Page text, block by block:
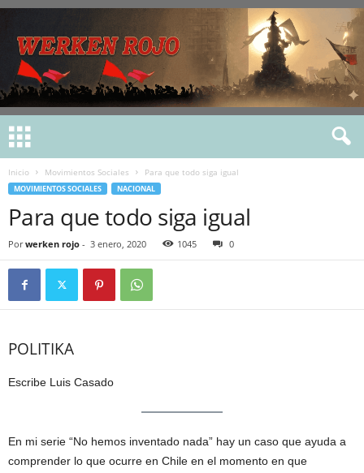
Inicio Movimientos Sociales Para que todo siga igual
MOVIMIENTOS SOCIALES NACIONAL
Para que todo siga igual
Por werken rojo - 3 enero, 2020 1045 0
POLITIKA
Escribe Luis Casado
En mi serie “No hemos inventado nada” hay un caso que ayuda a
comprender lo que ocurre en Chile en el momento en que